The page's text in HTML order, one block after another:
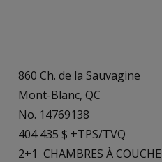
860 Ch. de la Sauvagine
Mont-Blanc, QC
No. 14769138
404 435 $ +TPS/TVQ
2+1 CHAMBRES À